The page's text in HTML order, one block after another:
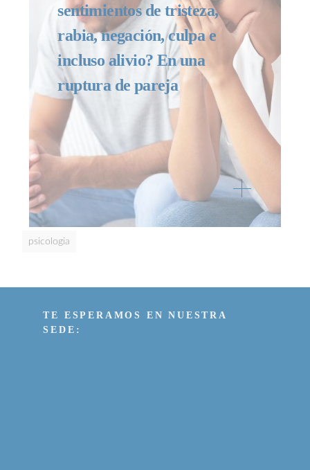
sentimientos de tristeza,
rabia, negación, culpa e
incluso alivio? En una
ruptura de pareja
psicologia
TE ESPERAMOS EN NUESTRA
SEDE: